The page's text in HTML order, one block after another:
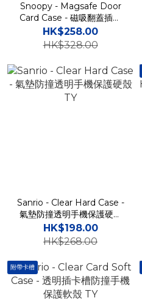
Snoopy - Magsafe Door
Card Case - 磁吸翻蓋插卡
槽防撞手機雙層保護殼 TY
HK$258.00
HK$328.00
Sanrio - Clear Hard Case -
氣墊防撞透明手機保護硬殼
TY
HK$198.00
HK$268.00
附帶卡槽